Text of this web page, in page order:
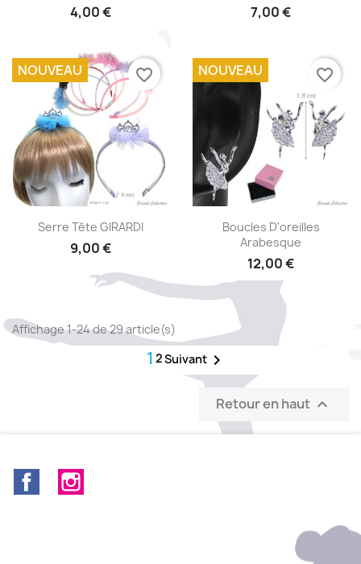
+1
4,00 € 7,00 €
Aperçu rapide
Serre Tête GIRARDI
9,00 €
NOUVEAU favorite_border
Aperçu rapide
Boucles D'oreilles
Arabesque
12,00 €
NOUVEAU favorite_border
Affichage 1-24 de 29 article(s)
1 2Suivant 
Retour en haut 
Facebook